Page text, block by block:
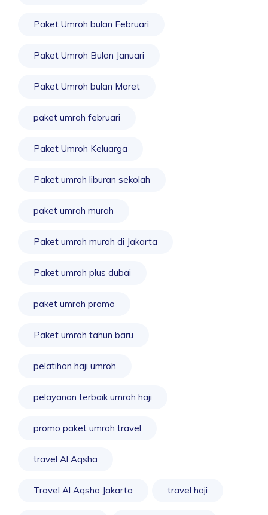
Paket Umroh bulan Februari
Paket Umroh Bulan Januari
Paket Umroh bulan Maret
paket umroh februari
Paket Umroh Keluarga
Paket umroh liburan sekolah
paket umroh murah
Paket umroh murah di Jakarta
Paket umroh plus dubai
paket umroh promo
Paket umroh tahun baru
pelatihan haji umroh
pelayanan terbaik umroh haji
promo paket umroh travel
travel Al Aqsha
Travel Al Aqsha Jakarta travel haji